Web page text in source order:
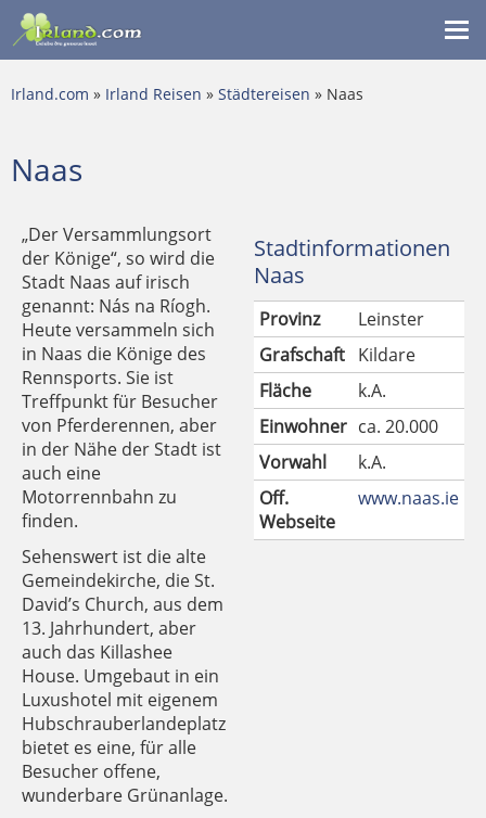
Irland.com » Irland Reisen » Städtereisen » Naas
Naas
„Der Versammlungsort
der Könige“, so wird die
Stadt Naas auf irisch
genannt: Nás na Ríogh.
Heute versammeln sich
in Naas die Könige des
Rennsports. Sie ist
Treffpunkt für Besucher
von Pferderennen, aber
in der Nähe der Stadt ist
auch eine
Motorrennbahn zu
finden.
Sehenswert ist die alte
Gemeindekirche, die St.
David’s Church, aus dem
13. Jahrhundert, aber
auch das Killashee
House. Umgebaut in ein
Luxushotel mit eigenem
Hubschrauberlandeplatz
bietet es eine, für alle
Besucher offene,
wunderbare Grünanlage.
Stadtinformationen
Naas
Provinz
Leinster
Grafschaft Kildare
Fläche
k.A.
Einwohner ca. 20.000
Vorwahl
k.A.
Off.
Webseite
www.naas.ie